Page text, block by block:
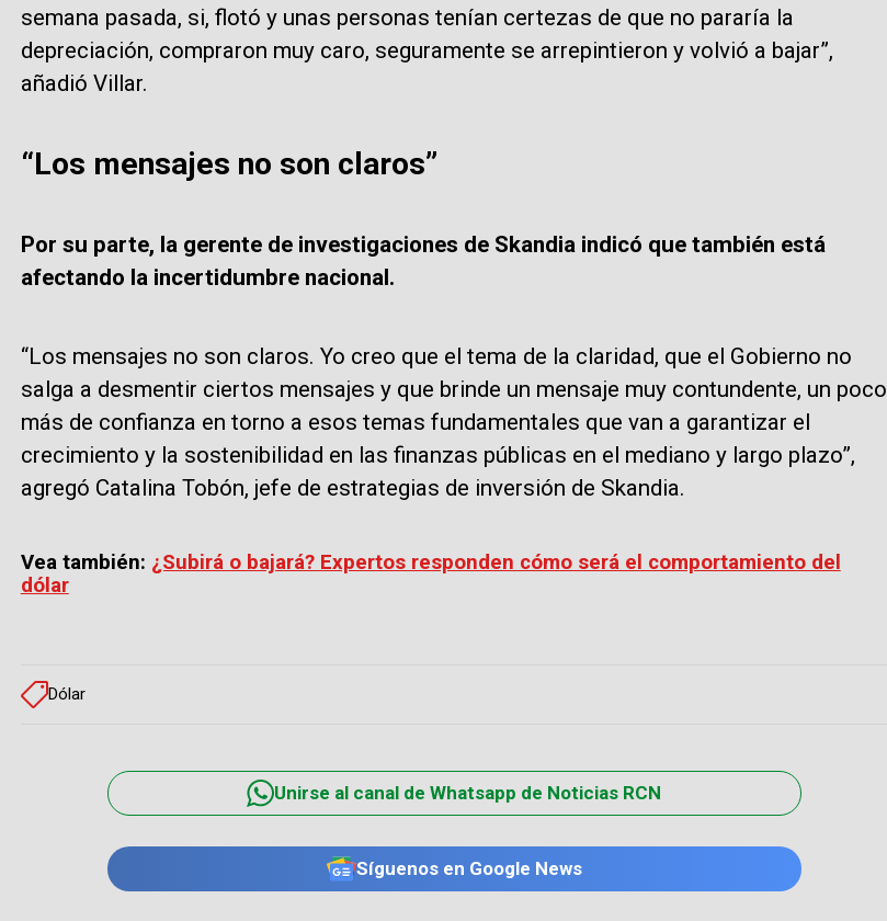
semana pasada, si, flotó y unas personas tenían certezas de que no pararía la
depreciación, compraron muy caro, seguramente se arrepintieron y volvió a bajar”,
añadió Villar.
“Los mensajes no son claros”
Por su parte, la gerente de investigaciones de Skandia indicó que también está
afectando la incertidumbre nacional.
“Los mensajes no son claros. Yo creo que el tema de la claridad, que el Gobierno no
salga a desmentir ciertos mensajes y que brinde un mensaje muy contundente, un poco
más de confianza en torno a esos temas fundamentales que van a garantizar el
crecimiento y la sostenibilidad en las finanzas públicas en el mediano y largo plazo”,
agregó Catalina Tobón, jefe de estrategias de inversión de Skandia.
Vea también: ¿Subirá o bajará? Expertos responden cómo será el comportamiento del
dólar
Dólar
Unirse al canal de Whatsapp de Noticias RCN
Síguenos en Google News